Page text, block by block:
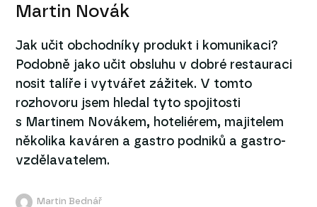
Martin Novák
Jak učit obchodníky produkt i komunikaci?
Podobně jako učit obsluhu v dobré restauraci
nosit talíře i vytvářet zážitek. V tomto
rozhovoru jsem hledal tyto spojitosti
s Martinem Novákem, hoteliérem, majitelem
několika kaváren a gastro podniků a gastro-
vzdělavatelem.
Martin Bednář